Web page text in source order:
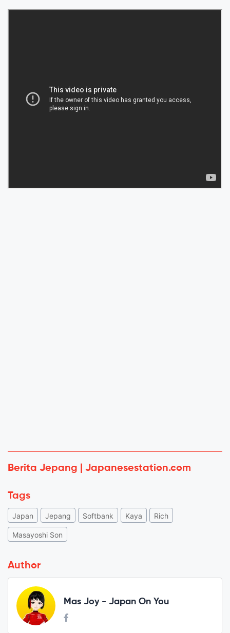
Berita Jepang | Japanesestation.com
Tags
Japan Jepang Softbank Kaya Rich
Masayoshi Son
Author
Mas Joy - Japan On You